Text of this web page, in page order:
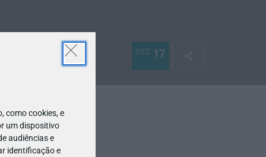
como cookies, e
um dispositivo
audiências e
identificação e
DEZ 17